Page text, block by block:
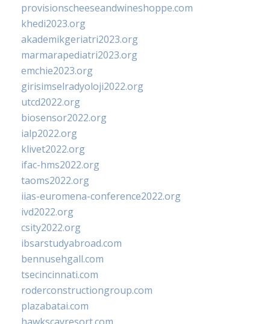
provisionscheeseandwineshoppe.com
khedi2023.org
akademikgeriatri2023.org
marmarapediatri2023.org
emchie2023.org
girisimselradyoloji2022.org
utcd2022.org
biosensor2022.org
ialp2022.org
klivet2022.org
ifac-hms2022.org
taoms2022.org
iias-euromena-conference2022.org
ivd2022.org
csity2022.org
ibsarstudyabroad.com
bennusehgall.com
tsecincinnati.com
roderconstructiongroup.com
plazabatai.com